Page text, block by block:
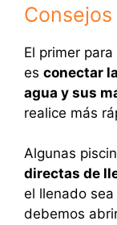
El primer
es conectar
agua y sus
realice más
Algunas
directas de
el llenado
debemos